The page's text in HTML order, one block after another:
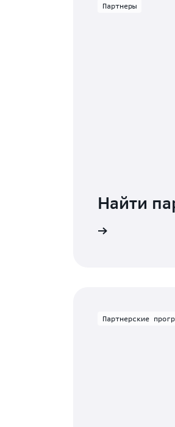
Партнеры
Найти
поддержку и ресурсы для
Партнерские